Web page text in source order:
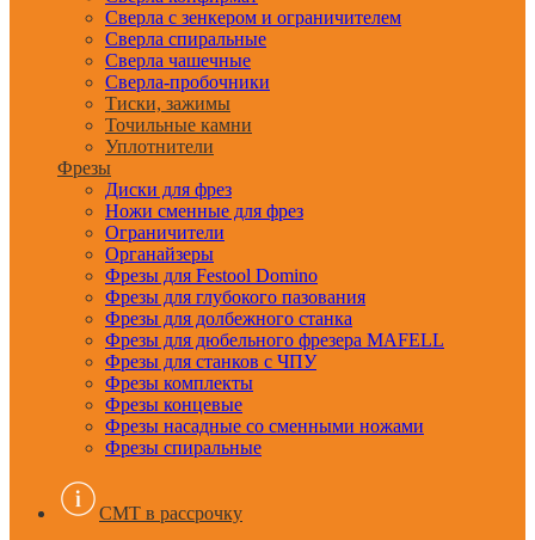
Сверла с зенкером и ограничителем
Сверла спиральные
Сверла чашечные
Сверла-пробочники
Тиски, зажимы
Точильные камни
Уплотнители
Фрезы
Диски для фрез
Ножи сменные для фрез
Ограничители
Органайзеры
Фрезы для Festool Domino
Фрезы для глубокого пазования
Фрезы для долбежного станка
Фрезы для дюбельного фрезера MAFELL
Фрезы для станков с ЧПУ
Фрезы комплекты
Фрезы концевые
Фрезы насадные со сменными ножами
Фрезы спиральные
CMT в рассрочку